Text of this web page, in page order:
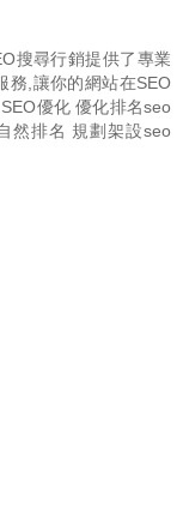
搜尋行銷提供了專業
務,讓你的網站在SEO
優化 優化排名seo
然排名 規劃架設seo